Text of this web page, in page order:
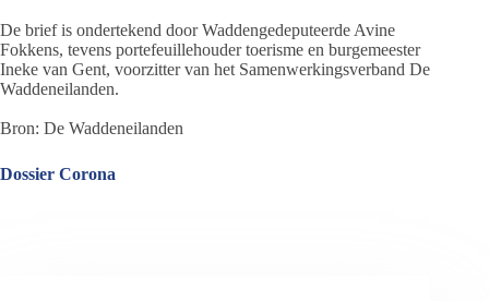
De brief is ondertekend door Waddengedeputeerde Avine
Fokkens, tevens portefeuillehouder toerisme en burgemeester
Ineke van Gent, voorzitter van het Samenwerkingsverband De
Waddeneilanden.
Bron: De Waddeneilanden
Dossier Corona